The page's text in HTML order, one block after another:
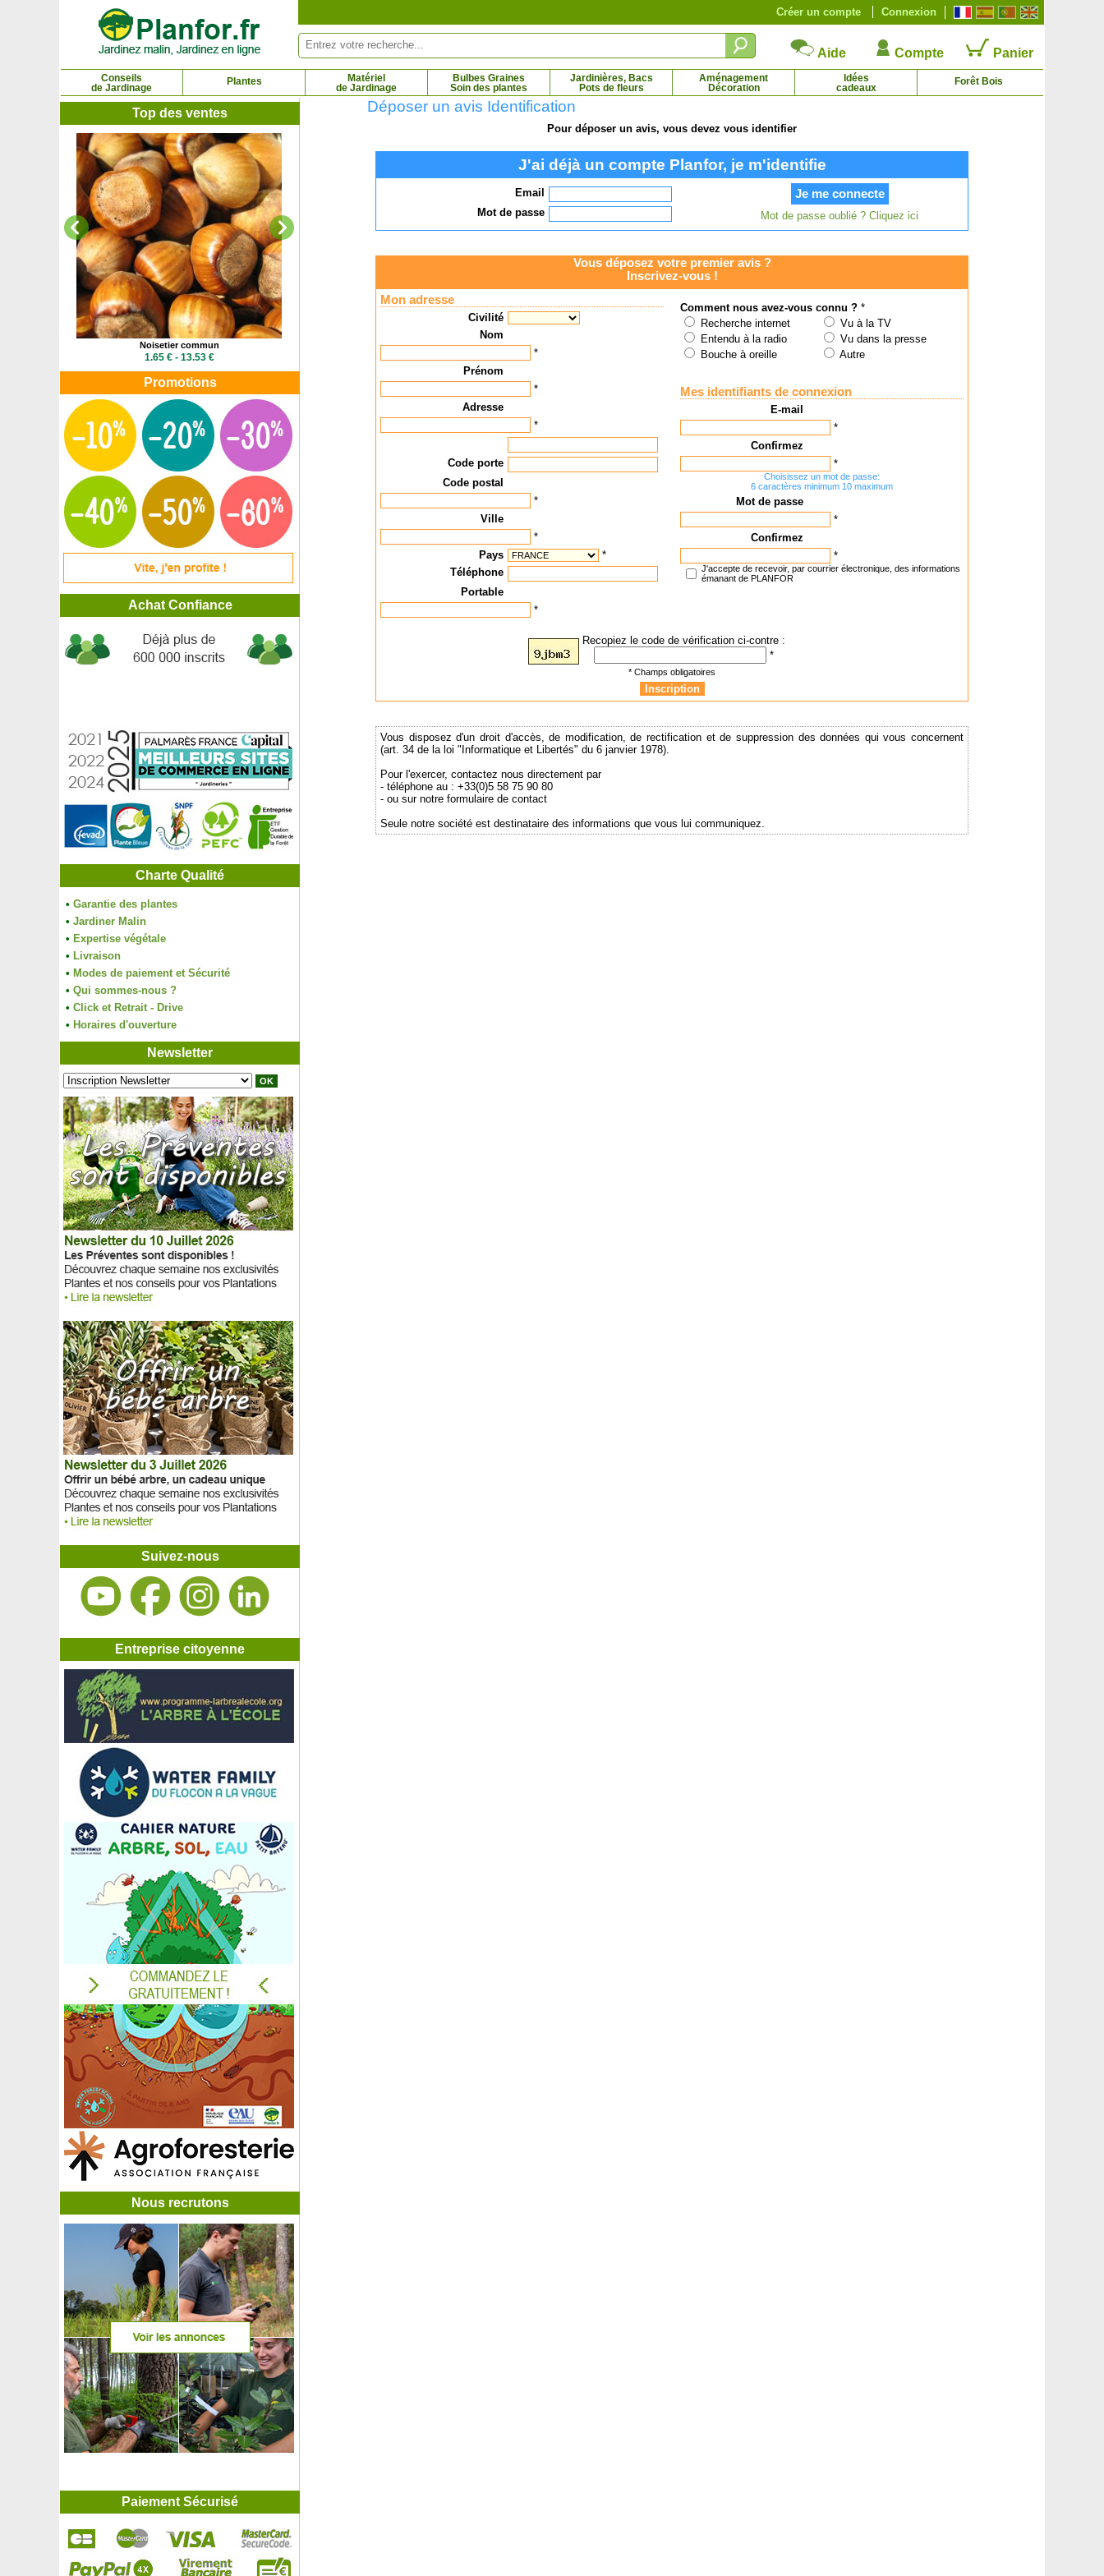
Connexion
Créer un compte
Aide Compte Panier
Conseils
de Jardinage
Plantes
Matériel
de Jardinage
Bulbes Graines
Soin des plantes
Jardinières, Bacs
Pots de fleurs
Aménagement
Décoration
Idées
cadeaux
Forêt Bois
Top des ventes
Noisetier commun
1.65 € - 13.53 €
Noyer commun Olivier, plant d'Olivier
3.73 € - 14.95 €
Olivier Tige
18.45 € - 57.95 €
Promotions
Achat Confiance
Charte Qualité
• Garantie des plantes
• Jardiner Malin
• Expertise végétale
• Livraison
• Modes de paiement et Sécurité
• Qui sommes-nous ?
• Click et Retrait - Drive
• Horaires d'ouverture
Newsletter
Suivez-nous
Entreprise citoyenne
Nous recrutons
Déposer un avis Identification
Pour déposer un avis, vous devez vous identifier
J'ai déjà un compte Planfor, je m'identifie
Email
Mot de passe
Mot de passe oublié ? Cliquez ici
Vous déposez votre premier avis ?
Inscrivez-vous !
Mon adresse
Civilité
Nom
*
Prénom
*
Adresse
*
Code porte
Code postal
*
Ville
*
Pays
*
Téléphone
Portable
*
Comment nous avez-vous connu ? *
Recherche internet
Vu à la TV
Entendu à la radio
Vu dans la presse
Bouche à oreille
Autre
Mes identifiants de connexion
E-mail
*
Confirmez
*
Choisissez un mot de passe:
6 caractères minimum 10 maximum
Mot de passe
*
Confirmez
*
J'accepte de recevoir, par courrier électronique, des informations
émanant de PLANFOR
Recopiez le code de vérification ci-contre :
*
* Champs obligatoires
Vous disposez d'un droit d'accès, de modification, de rectification et de suppression des données qui vous concernent
(art. 34 de la loi "Informatique et Libertés" du 6 janvier 1978).
Pour l'exercer, contactez nous directement par
- téléphone au : +33(0)5 58 75 90 80
- ou sur notre formulaire de contact
Seule notre société est destinataire des informations que vous lui communiquez.
Paiement Sécurisé
Panneau de gestion des cookies